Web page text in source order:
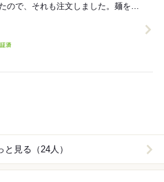
ので、それも注文しました。麺を全
と見る（24人）